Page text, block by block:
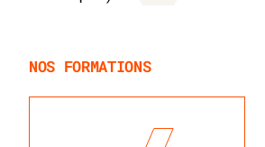
NOS FORMATIONS